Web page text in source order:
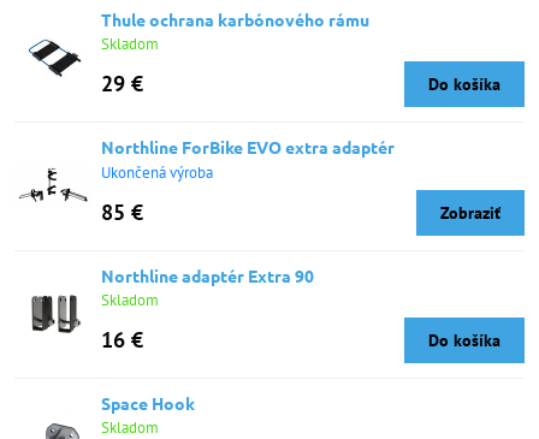
Thule ochrana karbónového rámu
Skladom
29 € Do košíka
Northline ForBike EVO extra adaptér
Ukončená výroba
85 € Zobraziť
Northline adaptér Extra 90
Skladom
16 € Do košíka
Space Hook
Skladom